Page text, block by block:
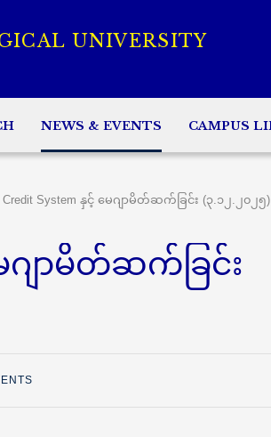
UNIVERSITY
NEWS & EVENTS CAMPUS
Credit System နှင့် မေဂျာမိတ်ဆက်ခြင်း (၃.၁၂.၂၀၂၅)
ဂျာမိတ်ဆက်ခြင်း